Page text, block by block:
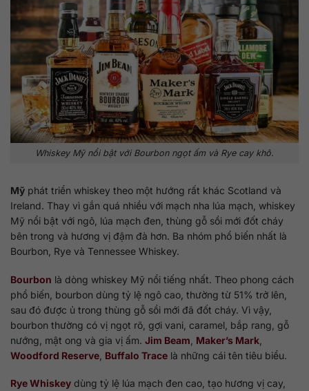
Whiskey Mỹ nổi bật với Bourbon ngọt ấm và Rye cay khô.
Mỹ phát triển whiskey theo một hướng rất khác Scotland và
Ireland. Thay vì gắn quá nhiều với mạch nha lúa mạch, whiskey
Mỹ nổi bật với ngô, lúa mạch đen, thùng gỗ sồi mới đốt cháy
bên trong và hương vị đậm đà hơn. Ba nhóm phổ biến nhất là
Bourbon, Rye và Tennessee Whiskey.
Bourbon là dòng whiskey Mỹ nổi tiếng nhất. Theo phong cách
phổ biến, bourbon dùng tỷ lệ ngô cao, thường từ 51% trở lên,
sau đó được ủ trong thùng gỗ sồi mới đã đốt cháy. Vì vậy,
bourbon thường có vị ngọt rõ, gợi vani, caramel, bắp rang, gỗ
nướng, mật ong và gia vị ấm. Jim Beam Maker’s Mark
Woodford Reserve Buffalo Trace là những cái tên tiêu biểu.
Rye Whiskey dùng tỷ lệ lúa mạch đen cao, tạo hương vị cay,